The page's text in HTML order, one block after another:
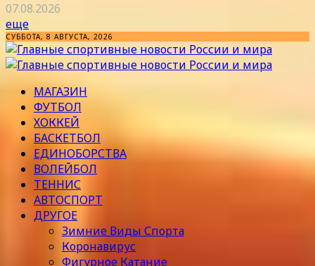
07.08.2026
еще
СУББОТА, 8 АВГУСТА, 2026
МАГАЗИН
ФУТБОЛ
ХОККЕЙ
БАСКЕТБОЛ
ЕДИНОБОРСТВА
ВОЛЕЙБОЛ
ТЕННИС
АВТОСПОРТ
ДРУГОЕ
Зимние Виды Спорта
Коронавирус
Фигурное Катание